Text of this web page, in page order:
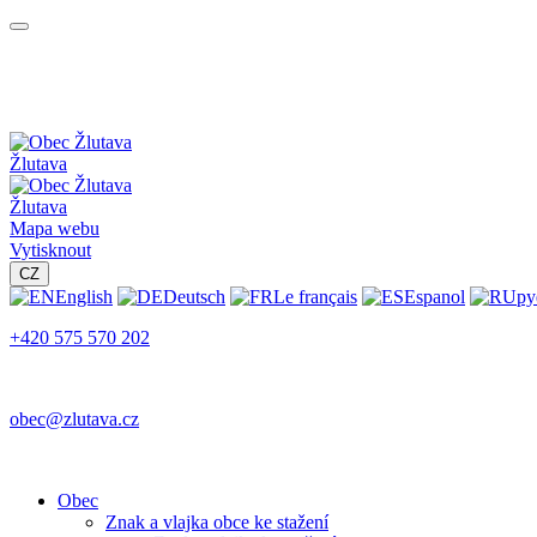
Žlutava
Žlutava
Mapa webu
Vytisknout
CZ
English Deutsch Le français Espanol
+420 575 570 202
obec@zlutava.cz
Obec
Znak a vlajka obce ke stažení